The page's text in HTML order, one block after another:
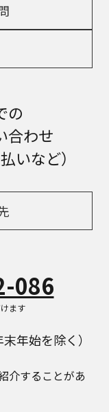
の
合わせ
いなど）
086
ます
年始を除く）
介することがあ